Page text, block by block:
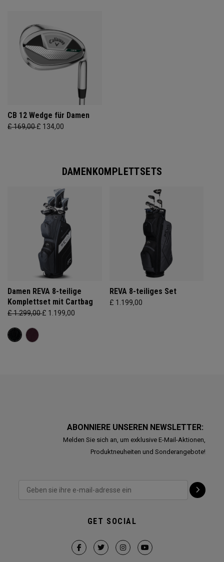
CB 12 Wedge für Damen
£ 169,00£ 134,00
DAMENKOMPLETTSETS
Damen REVA 8-teilige
Komplettset mit Cartbag
£ 1.299,00£ 1.199,00
REVA 8-teiliges Set
£ 1.199,00
ABONNIERE UNSEREN NEWSLETTER:
Melden Sie sich an, um exklusive E-Mail-Aktionen,
Produktneuheiten und Sonderangebote!
GET SOCIAL